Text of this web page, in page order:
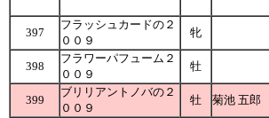
397
フラッシュカードの２
００９
牝
398
フラワーパフューム２
００９
牡
399
ブリリアントノバの２
００９
牡 菊池 五郎